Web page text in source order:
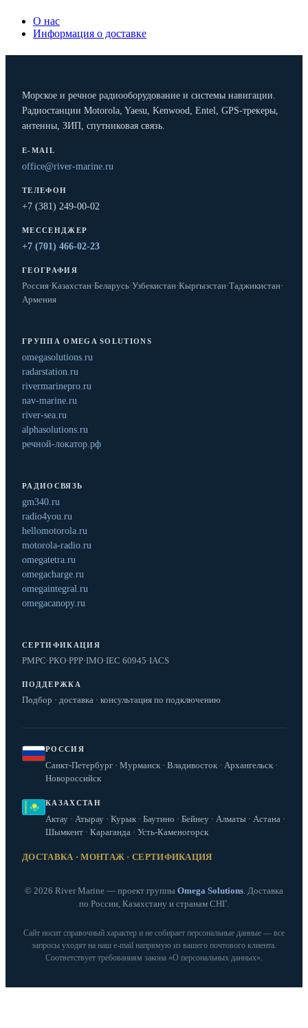
О нас
Информация о доставке
Морское и речное радиооборудование и системы навигации.
Радиостанции Motorola, Yaesu, Kenwood, Entel, GPS-трекеры,
антенны, ЗИП, спутниковая связь.
E-MAIL
office@river-marine.ru
ТЕЛЕФОН
+7 (381) 249-00-02
МЕССЕНДЖЕР
+7 (701) 466-02-23
ГЕОГРАФИЯ
Россия·Казахстан·Беларусь·Узбекистан·Кыргызстан·Таджикистан·
Армения
ГРУППА OMEGA SOLUTIONS
omegasolutions.ru
radarstation.ru
rivermarinepro.ru
nav-marine.ru
river-sea.ru
alphasolutions.ru
речной-локатор.рф
РАДИОСВЯЗЬ
gm340.ru
radio4you.ru
hellomotorola.ru
motorola-radio.ru
omegatetra.ru
omegacharge.ru
omegaintegral.ru
omegacanopy.ru
СЕРТИФИКАЦИЯ
РМРС·РКО·РРР·IMO·IEC 60945·IACS
ПОДДЕРЖКА
Подбор · доставка · консультация по подключению
РОССИЯ
Санкт-Петербург · Мурманск · Владивосток · Архангельск ·
Новороссийск
КАЗАХСТАН
Актау · Атырау · Курык · Баутино · Бейнеу · Алматы · Астана ·
Шымкент · Караганда · Усть-Каменогорск
ДОСТАВКА · МОНТАЖ · СЕРТИФИКАЦИЯ
© 2026 River Marine — проект группы Omega Solutions. Доставка
по России, Казахстану и странам СНГ.
Сайт носит справочный характер и не собирает персональные данные — все
запросы уходят на наш e‑mail напрямую из вашего почтового клиента.
Соответствует требованиям закона «О персональных данных».